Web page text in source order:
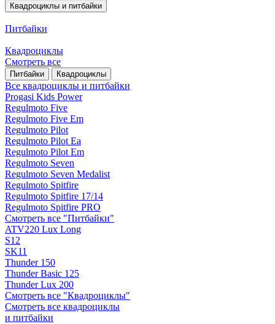
Квадроциклы и питбайки
Питбайки
Квадроциклы
Смотреть все
Питбайки Квадроциклы
Все квадроциклы и питбайки
Progasi Kids Power
Regulmoto Five
Regulmoto Five Em
Regulmoto Pilot
Regulmoto Pilot Ea
Regulmoto Pilot Em
Regulmoto Seven
Regulmoto Seven Medalist
Regulmoto Spitfire
Regulmoto Spitfire 17/14
Regulmoto Spitfire PRO
Смотреть все "Питбайки"
ATV220 Lux Long
S12
SK11
Thunder 150
Thunder Basic 125
Thunder Lux 200
Смотреть все "Квадроциклы"
Смотреть все квадроциклы
и питбайки